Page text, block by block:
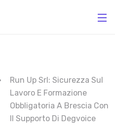
Run Up Srl: Sicurezza Sul
Lavoro E Formazione
Obbligatoria A Brescia Con
Il Supporto Di Degvoice